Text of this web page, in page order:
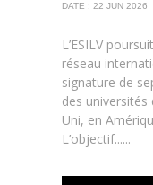
DATE : 22 JUN 2026
L’ESILV
réseau
signature de
des
Uni, en
L’objectif......